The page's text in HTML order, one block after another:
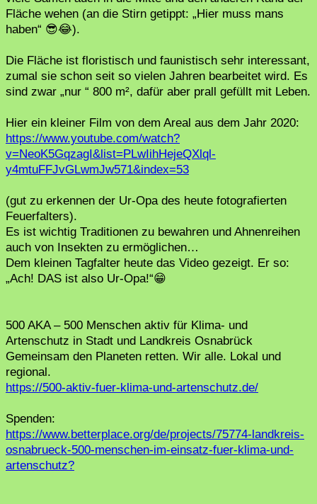
Fläche wehen (an die Stirn getippt: „Hier muss mans
haben“ 😎😂).
Die Fläche ist floristisch und faunistisch sehr interessant,
zumal sie schon seit so vielen Jahren bearbeitet wird. Es
sind zwar „nur “ 800 m², dafür aber prall gefüllt mit Leben.
Hier ein kleiner Film von dem Areal aus dem Jahr 2020:
https://www.youtube.com/watch?
v=NeoK5GqzagI&list=PLwIihHejeQXlql-
y4mtuFFJvGLwmJw571&index=53
(gut zu erkennen der Ur-Opa des heute fotografierten
Feuerfalters).
Es ist wichtig Traditionen zu bewahren und Ahnenreihen
auch von Insekten zu ermöglichen…
Dem kleinen Tagfalter heute das Video gezeigt. Er so:
„Ach! DAS ist also Ur-Opa!“😁
500 AKA – 500 Menschen aktiv für Klima- und
Artenschutz in Stadt und Landkreis Osnabrück
Gemeinsam den Planeten retten. Wir alle. Lokal und
regional.
https://500-aktiv-fuer-klima-und-artenschutz.de/
Spenden:
https://www.betterplace.org/de/projects/75774-landkreis-
osnabrueck-500-menschen-im-einsatz-fuer-klima-und-
artenschutz?